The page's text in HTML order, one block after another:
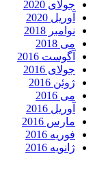
جولای 2020
آوریل 2020
نوامبر 2018
می 2018
آگوست 2016
جولای 2016
ژوئن 2016
می 2016
آوریل 2016
مارس 2016
فوریه 2016
ژانویه 2016